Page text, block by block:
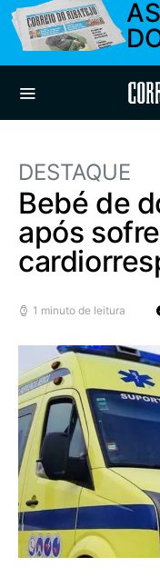
DESTAQUE
Bebé de
após
1 minuto de leitura